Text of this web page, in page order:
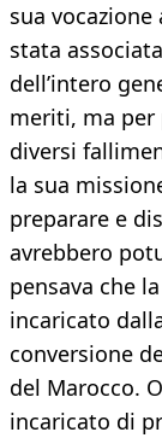
sua
stata
dell’intero
meriti, ma per
diversi
la sua
preparare e
avrebbero
pensava che
incaricato
conversione
del Marocco.
incaricato di